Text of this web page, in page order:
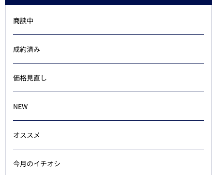
商談中
成約済み
価格見直し
NEW
オススメ
今月のイチオシ